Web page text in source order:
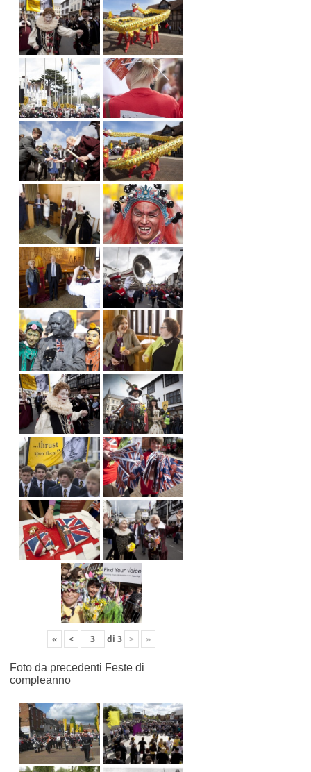
« < di 3 > »
Foto da precedenti Feste di
compleanno